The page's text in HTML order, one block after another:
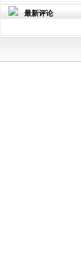
最新评论